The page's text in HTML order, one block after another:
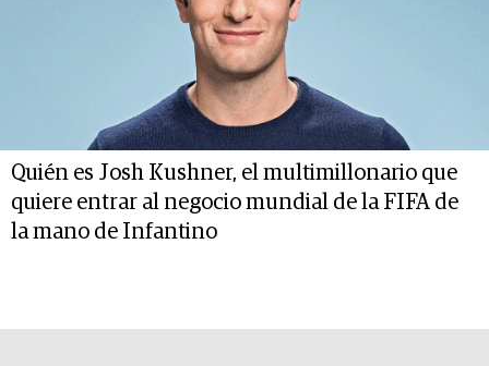
Quién es Josh Kushner, el multimillonario que
quiere entrar al negocio mundial de la FIFA de
la mano de Infantino